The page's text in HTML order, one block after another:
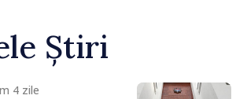
Știri
4 zile